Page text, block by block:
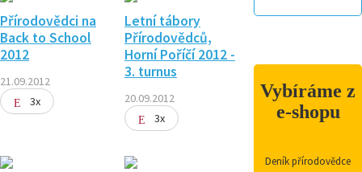
Přírodovědci na
Back to School
2012
21.09.2012
3x
Letní tábory
Přírodovědců,
Horní Poříčí 2012 -
3. turnus
20.09.2012
3x
Vybíráme z
e-shopu
Deník přírodovědce